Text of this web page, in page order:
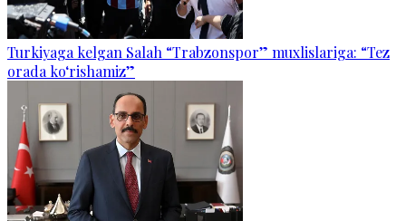
Turkiyaga kelgan Salah “Trabzonspor” muxlislariga: “Tez
orada ko‘rishamiz”